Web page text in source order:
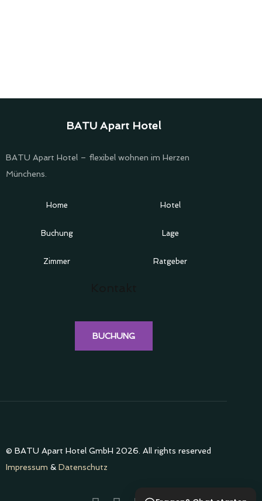
BATU Apart Hotel
BATU Apart Hotel – flexibel wohnen im Herzen
Münchens.
Home
Buchung
Zimmer
Hotel
Lage
Ratgeber
BUCHUNG
© BATU Apart Hotel GmbH 2026. All rights reserved
Impressum & Datenschutz